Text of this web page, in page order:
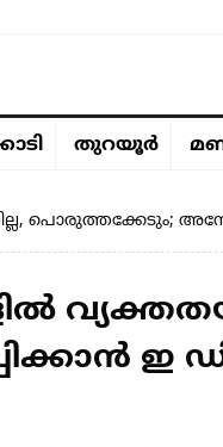
തുറയൂര്‍
പൊരുത്തക്കേടും;
ഇ